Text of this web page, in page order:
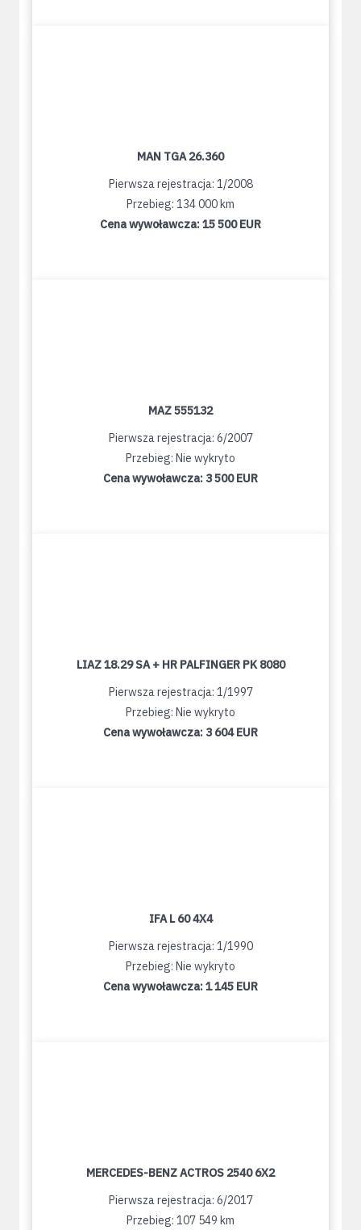
MAN TGA 26.360
Pierwsza rejestracja: 1/2008
Przebieg: 134 000 km
Cena wywoławcza:15 500 EUR
MAZ 555132
Pierwsza rejestracja: 6/2007
Przebieg: Nie wykryto
Cena wywoławcza: 3 500 EUR
LIAZ 18.29 SA + HR PALFINGER PK 8080
Pierwsza rejestracja: 1/1997
Przebieg: Nie wykryto
Cena wywoławcza: 3 604 EUR
IFA L 60 4X4
Pierwsza rejestracja: 1/1990
Przebieg: Nie wykryto
Cena wywoławcza:1 145 EUR
MERCEDES-BENZ ACTROS 2540 6X2
Pierwsza rejestracja: 6/2017
Przebieg: 107 549 km